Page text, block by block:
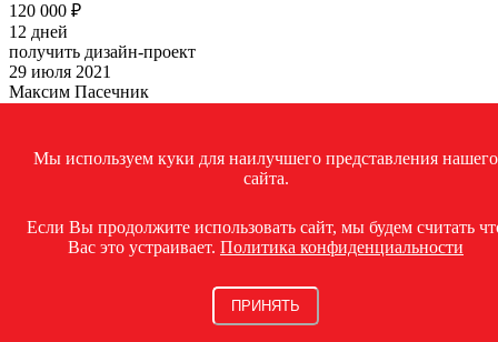
120 000 ₽
12 дней
получить дизайн-проект
29 июля 2021
Максим Пасечник
такую потрясающую кухню. Менеджер приехал на дом со
всеми материалами, нарисовал проект и буквально меньше
фасад не подошёл по размеру, оперативно все перезаказали и
поставили. Теперь только к вам и обязательно посоветую
Мы используем куки для наилучшего представления нашего
сайта.
Если Вы продолжите использовать сайт, мы будем считать
Вас это устраивает. Политика конфиденциальности
ПРИНЯТЬ